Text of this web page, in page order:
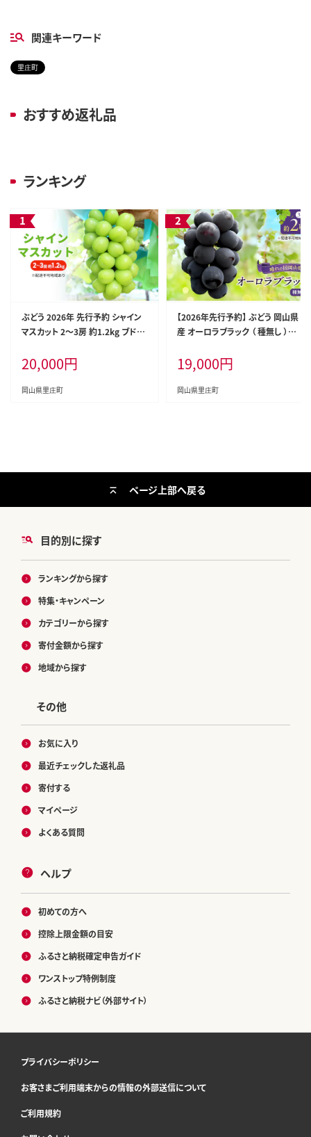
関連キーワード
里庄町
おすすめ返礼品
ランキング
ぶどう 2026年 先行予約 シャイン
マスカット 2～3房 約1.2kg ブドウ
フルーツ 果物
20,000円
岡山県里庄町
【2026年先行予約】 ぶどう 岡山県
産 オーロラブラック （ 種無し ）約2
旬頃出荷》 葡萄 ブドウ フルーツ 果
物 スイーツ 数量限定 期間限定 岡
山 里庄町 果物類
19,000円
岡山県里庄町
目的別に探す
ランキングから探す
特集・キャンペーン
カテゴリーから探す
寄付金額から探す
地域から探す
その他
お気に入り
最近チェックした返礼品
寄付する
マイページ
よくある質問
ヘルプ
初めての方へ
控除上限金額の目安
ふるさと納税確定申告ガイド
ワンストップ特例制度
ふるさと納税ナビ（外部サイト）
ページ上部へ戻る
プライバシーポリシー
お客さまご利用端末からの情報の外部送信について
ご利用規約